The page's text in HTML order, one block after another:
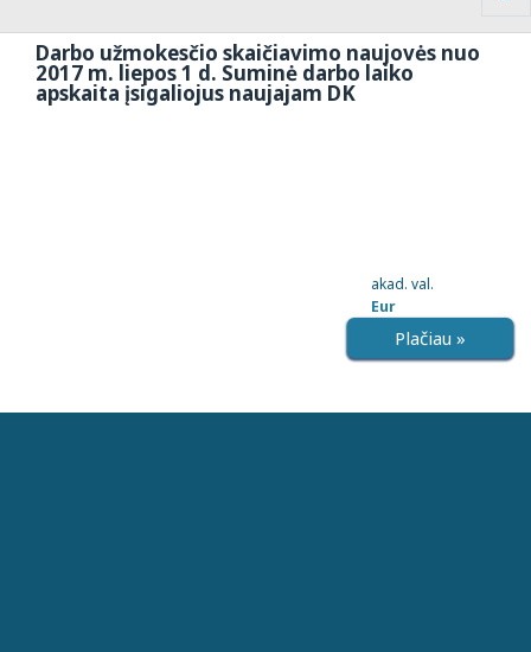
Darbo užmokesčio skaičiavimo naujovės nuo
2017 m. liepos 1 d. Suminė darbo laiko
apskaita įsigaliojus naujajam DK
akad. val.
Eur
Plačiau »